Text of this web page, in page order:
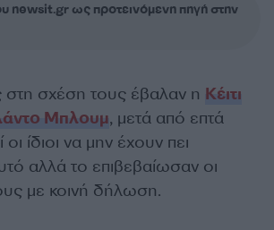
newsit.gr ως προτεινόμενη πηγή στην
στη σχέση τους έβαλαν η Κέιτι
Μπλουμ, μετά από επτά
ίδιοι να μην έχουν πει
αλλά το επιβεβαίωσαν οι
με κοινή δήλωση.